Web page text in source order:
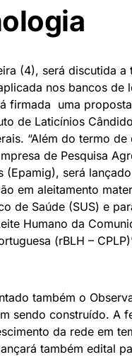
(4), será discutida a
nos bancos de
firmada uma
de Laticínios
“Além do termo
de Pesquisa
(Epamig), será
em aleitamento
de Saúde (SUS) e
Humano da
(rBLH –
também o
sendo construído. A
da rede em
também edital